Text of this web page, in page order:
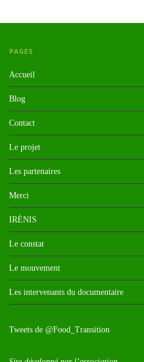
PAGES
Accueil
Blog
Contact
Le projet
Les partenaires
Merci
IRÉNIS
Le constat
Le mouvement
Les intervenants du documentaire
Tweets de @Food_Transition